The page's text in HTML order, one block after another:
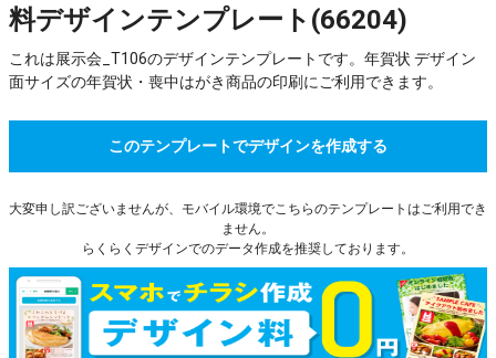
料デザインテンプレート(66204)
これは展示会_T106のデザインテンプレートです。年賀状 デザイン
面サイズの年賀状・喪中はがき商品の印刷にご利用できます。
このテンプレートでデザインを作成する
大変申し訳ございませんが、モバイル環境でこちらのテンプレートはご利用でき
ません。
らくらくデザインでのデータ作成を推奨しております。